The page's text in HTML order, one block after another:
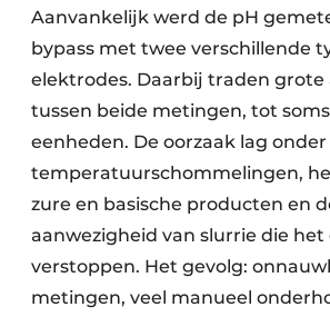
Aanvankelijk werd de pH
bypass met twee verschillende
elektrodes. Daarbij traden
tussen beide metingen, tot
een­heden. De oorzaak lag
temperatuurschommelingen,
zure en basische producten en
aanwezigheid van slurrie die
verstoppen. Het gevolg:
metingen, veel manueel